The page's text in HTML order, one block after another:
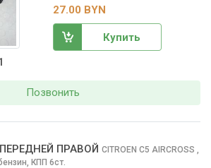
27.00 BYN
Купить
Позвонить
ПРАВОЙ CITROEN C5 AIRCROSS
КПП 6ст.